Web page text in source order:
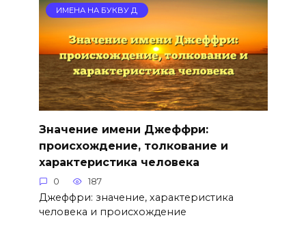
ИМЕНА НА БУКВУ Д
Значение имени Джеффри:
происхождение, толкование и
характеристика человека
0 187
Джеффри: значение, характеристика
человека и происхождение